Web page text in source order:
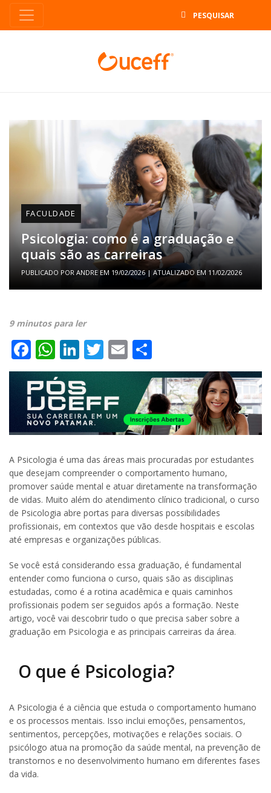
FACULDADE
Psicologia: como é a graduação e
quais são as carreiras
PUBLICADO POR ANDREEM 19/02/2026 | ATUALIZADO EM 11/02/2026
9 minutos para ler
Facebook
WhatsApp
LinkedIn
Twitter
Email
A Psicologia é uma das áreas mais procuradas por estudantes
que desejam compreender o comportamento humano,
promover saúde mental e atuar diretamente na transformação
de vidas. Muito além do atendimento clínico tradicional, o curso
de Psicologia abre portas para diversas possibilidades
profissionais, em contextos que vão desde hospitais e escolas
até empresas e organizações públicas.
Se você está considerando essa graduação, é fundamental
entender como funciona o curso, quais são as disciplinas
estudadas, como é a rotina acadêmica e quais caminhos
profissionais podem ser seguidos após a formação. Neste
artigo, você vai descobrir tudo o que precisa saber sobre a
graduação em Psicologia e as principais carreiras da área.
O que é Psicologia?
A Psicologia é a ciência que estuda o comportamento humano
e os processos mentais. Isso inclui emoções, pensamentos,
sentimentos, percepções, motivações e relações sociais. O
psicólogo atua na promoção da saúde mental, na prevenção de
transtornos e no desenvolvimento humano em diferentes fases
da vida.